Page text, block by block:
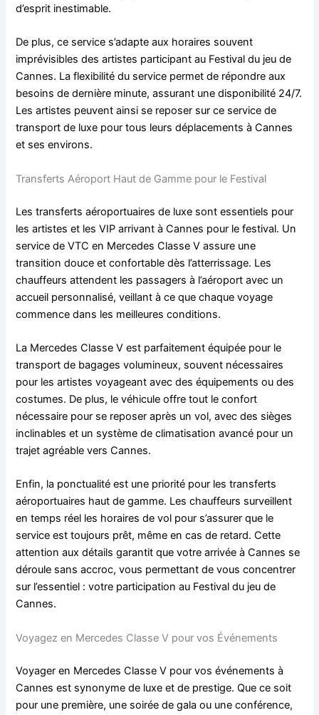
d’esprit inestimable.
De plus, ce service s’adapte aux horaires souvent
imprévisibles des artistes participant au Festival du jeu de
Cannes. La flexibilité du service permet de répondre aux
besoins de dernière minute, assurant une disponibilité 24/7.
Les artistes peuvent ainsi se reposer sur ce service de
transport de luxe pour tous leurs déplacements à Cannes
et ses environs.
Transferts Aéroport Haut de Gamme pour le Festival
Les transferts aéroportuaires de luxe sont essentiels pour
les artistes et les VIP arrivant à Cannes pour le festival. Un
service de VTC en Mercedes Classe V assure une
transition douce et confortable dès l’atterrissage. Les
chauffeurs attendent les passagers à l’aéroport avec un
accueil personnalisé, veillant à ce que chaque voyage
commence dans les meilleures conditions.
La Mercedes Classe V est parfaitement équipée pour le
transport de bagages volumineux, souvent nécessaires
pour les artistes voyageant avec des équipements ou des
costumes. De plus, le véhicule offre tout le confort
nécessaire pour se reposer après un vol, avec des sièges
inclinables et un système de climatisation avancé pour un
trajet agréable vers Cannes.
Enfin, la ponctualité est une priorité pour les transferts
aéroportuaires haut de gamme. Les chauffeurs surveillent
en temps réel les horaires de vol pour s’assurer que le
service est toujours prêt, même en cas de retard. Cette
attention aux détails garantit que votre arrivée à Cannes se
déroule sans accroc, vous permettant de vous concentrer
sur l’essentiel : votre participation au Festival du jeu de
Cannes.
Voyagez en Mercedes Classe V pour vos Événements
Voyager en Mercedes Classe V pour vos événements à
Cannes est synonyme de luxe et de prestige. Que ce soit
pour une première, une soirée de gala ou une conférence,